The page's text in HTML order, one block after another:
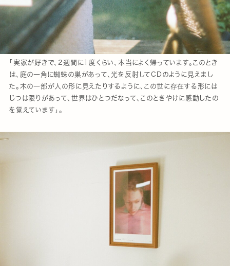
「実家が好きで、2週間に1度くらい、本当によく帰っています。このとき
は、庭の一角に蜘蛛の巣があって、光を反射してCDのように見えまし
た。木の一部が人の形に見えたりするように、この世に存在する形には
じつは限りがあって、世界はひとつだなって、このときやけに感動したの
を覚えています」。